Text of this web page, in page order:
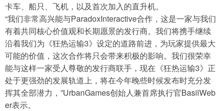
卡车、船只、飞机，以及首次加入的直升机。
“我们非常高兴能与ParadoxInteractive合作，这是一家与我们
有着共同核心价值观和长期愿景的发行商。我们将携手继续
沿着我们为《狂热运输3》设定的道路前进，为玩家提供最大
可能的价值，这次合作将只会带来积极的影响。我们很荣幸
能与这样一家受人尊敬的发行商联手，现在《狂热运输3》正
处于更强劲的发展轨道上，将在今年晚些时候发布时充分发
挥其全部潜力，”UrbanGames创始人兼首席执行官BasilWeb
er表示。